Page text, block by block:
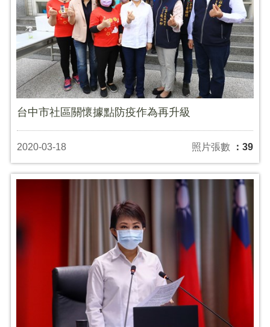
台中市社區關懷據點防疫作為再升級
2020-03-18 照片張數 ：39